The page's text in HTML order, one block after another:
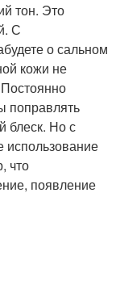
тон. Это
С
о сальном
кожи не
поправлять
блеск. Но с
использование
что
появление